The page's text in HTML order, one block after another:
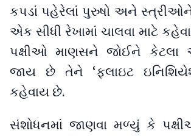
કપડાં પહેરેલાં પુરુષો અને
એક સીધી રેખામાં ચાલવા માટે
પક્ષીઓ માણસને જોઈને કેટલા
જાય છે તેને ‘ફ્લાઇટ
કહેવાય છે.
સંશોધનમાં જાણવા મળ્યું કે